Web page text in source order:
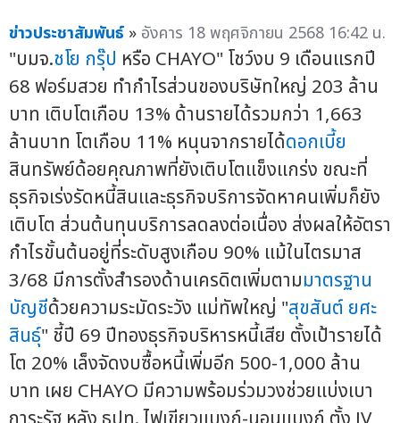
ข่าวประชาสัมพันธ์ » อังคาร 18 พฤศจิกายน 2568 16:42 น.
"บมจ.ชโย กรุ๊ป หรือ CHAYO" โชว์งบ 9 เดือนแรกปี
68 ฟอร์มสวย ทำกำไรส่วนของบริษัทใหญ่ 203 ล้าน
บาท เติบโตเกือบ 13% ด้านรายได้รวมกว่า 1,663
ล้านบาท โตเกือบ 11% หนุนจากรายได้ดอกเบี้ย
สินทรัพย์ด้อยคุณภาพที่ยังเติบโตแข็งแกร่ง ขณะที่
ธุรกิจเร่งรัดหนี้สินและธุรกิจบริการจัดหาคนเพิ่มก็ยัง
เติบโต ส่วนต้นทุนบริการลดลงต่อเนื่อง ส่งผลให้อัตรา
กำไรขั้นต้นอยู่ที่ระดับสูงเกือบ 90% แม้ในไตรมาส
3/68 มีการตั้งสำรองด้านเครดิตเพิ่มตามมาตรฐาน
บัญชีด้วยความระมัดระวัง แม่ทัพใหญ่ "สุขสันต์ ยศะ
สินธุ์" ชี้ปี 69 ปีทองธุรกิจบริหารหนี้เสีย ตั้งเป้ารายได้
โต 20% เล็งจัดงบซื้อหนี้เพิ่มอีก 500-1,000 ล้าน
บาท เผย CHAYO มีความพร้อมร่วมวงช่วยแบ่งเบา